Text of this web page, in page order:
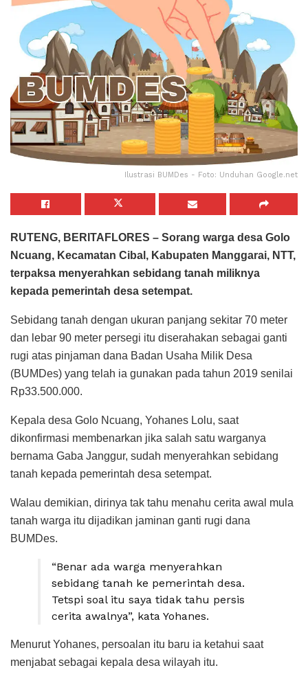
Ilustrasi BUMDes - Foto: Unduhan Google.net
RUTENG, BERITAFLORES – Sorang warga desa Golo
Ncuang, Kecamatan Cibal, Kabupaten Manggarai, NTT,
terpaksa menyerahkan sebidang tanah miliknya
kepada pemerintah desa setempat.
Sebidang tanah dengan ukuran panjang sekitar 70 meter
dan lebar 90 meter persegi itu diserahakan sebagai ganti
rugi atas pinjaman dana Badan Usaha Milik Desa
(BUMDes) yang telah ia gunakan pada tahun 2019 senilai
Rp33.500.000.
Kepala desa Golo Ncuang, Yohanes Lolu, saat
dikonfirmasi membenarkan jika salah satu warganya
bernama Gaba Janggur, sudah menyerahkan sebidang
tanah kepada pemerintah desa setempat.
Walau demikian, dirinya tak tahu menahu cerita awal mula
tanah warga itu dijadikan jaminan ganti rugi dana
BUMDes.
“Benar ada warga menyerahkan
sebidang tanah ke pemerintah desa.
Tetspi soal itu saya tidak tahu persis
cerita awalnya”, kata Yohanes.
Menurut Yohanes, persoalan itu baru ia ketahui saat
menjabat sebagai kepala desa wilayah itu.